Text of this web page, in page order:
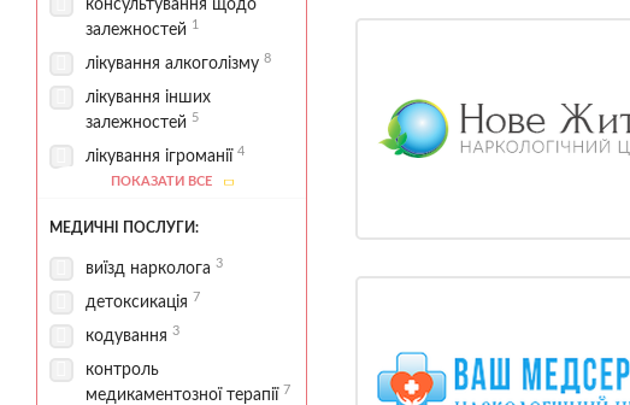
консультування щодо
залежностей 1
лікування алкоголізму 8
лікування інших
залежностей 5
лікування ігроманії 4
лікування
ПОКАЗАТИ ВСЕ
МЕДИЧНІ ПОСЛУГИ:
виїзд нарколога 3
детоксикація 7
кодування 3
контроль
медикаментозної терапії 7